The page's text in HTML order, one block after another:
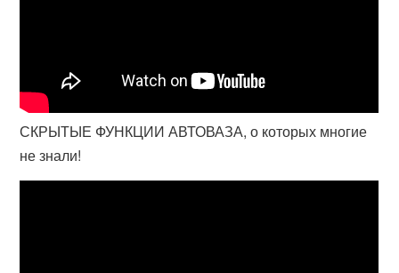
СКРЫТЫЕ ФУНКЦИИ АВТОВАЗА, о которых многие
не знали!